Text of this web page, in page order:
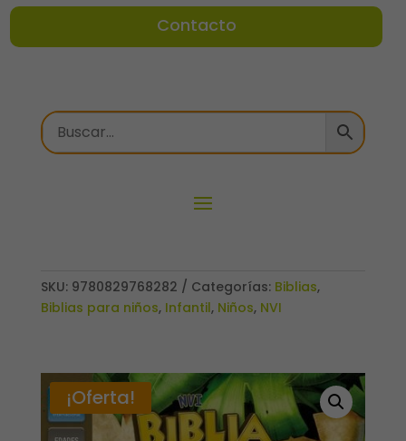
Contacto
SKU: 9780829768282 Categorías: Biblias,
Biblias para niños, Infantil, Niños, NVI
¡Oferta!